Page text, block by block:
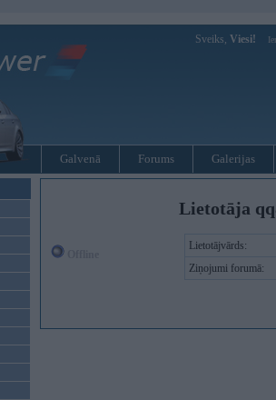
Sveiks, Viesi!
Galvenā Forums Galerijas
Lietotāja
Lietotājvārds:
Ziņojumi forumā: